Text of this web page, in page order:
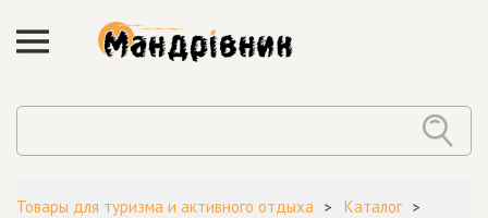
Товары для туризма и активного отдыха
Каталог